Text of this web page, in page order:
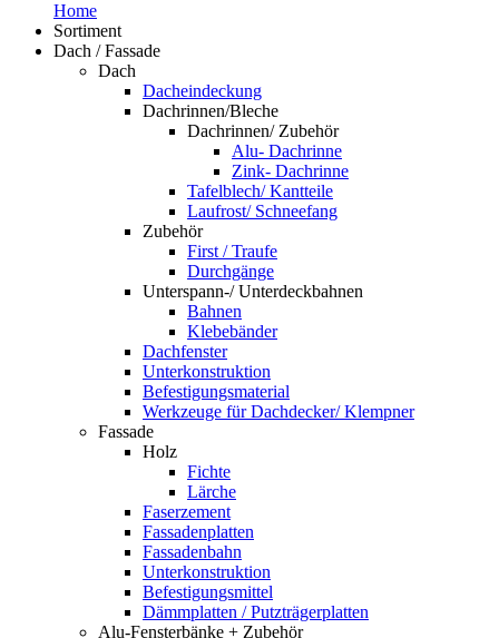
Home
Sortiment
Dach / Fassade
Dach
Dacheindeckung
Dachrinnen/Bleche
Dachrinnen/ Zubehör
Alu- Dachrinne
Zink- Dachrinne
Tafelblech/ Kantteile
Laufrost/ Schneefang
Zubehör
First / Traufe
Durchgänge
Unterspann-/ Unterdeckbahnen
Bahnen
Klebebänder
Dachfenster
Unterkonstruktion
Befestigungsmaterial
Werkzeuge für Dachdecker/ Klempner
Fassade
Holz
Fichte
Lärche
Faserzement
Fassadenplatten
Fassadenbahn
Unterkonstruktion
Befestigungsmittel
Dämmplatten / Putzträgerplatten
Alu-Fensterbänke + Zubehör